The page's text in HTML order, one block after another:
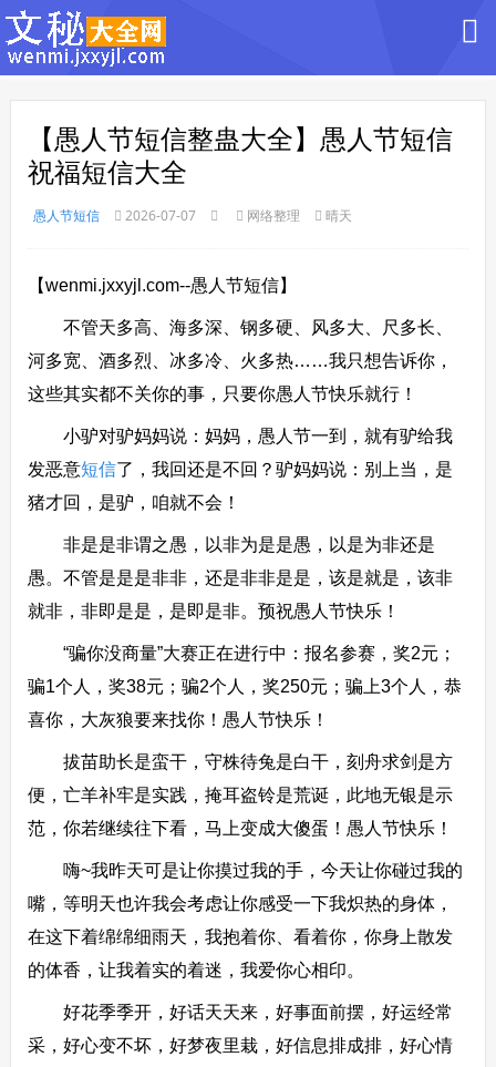
【愚人节短信整蛊大全】愚人节短信
祝福短信大全
愚人节短信 2026-07-07 网络整理 晴天
【wenmi.jxxyjl.com--愚人节短信】
不管天多高、海多深、钢多硬、风多大、尺多长、
河多宽、酒多烈、冰多冷、火多热……我只想告诉你，
这些其实都不关你的事，只要你愚人节快乐就行！
小驴对驴妈妈说：妈妈，愚人节一到，就有驴给我
发恶意短信了，我回还是不回？驴妈妈说：别上当，是
猪才回，是驴，咱就不会！
非是是非谓之愚，以非为是是愚，以是为非还是
愚。不管是是是非非，还是非非是是，该是就是，该非
就非，非即是是，是即是非。预祝愚人节快乐！
“骗你没商量”大赛正在进行中：报名参赛，奖2元；
骗1个人，奖38元；骗2个人，奖250元；骗上3个人，恭
喜你，大灰狼要来找你！愚人节快乐！
拔苗助长是蛮干，守株待兔是白干，刻舟求剑是方
便，亡羊补牢是实践，掩耳盗铃是荒诞，此地无银是示
范，你若继续往下看，马上变成大傻蛋！愚人节快乐！
嗨~我昨天可是让你摸过我的手，今天让你碰过我的
嘴，等明天也许我会考虑让你感受一下我炽热的身体，
在这下着绵绵细雨天，我抱着你、看着你，你身上散发
的体香，让我着实的着迷，我爱你心相印。
好花季季开，好话天天来，好事面前摆，好运经常
采，好心变不坏，好梦夜里栽，好信息排成排，好心情